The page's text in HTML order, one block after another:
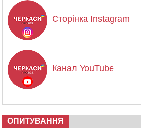
Сторінка Instagram
Канал YouTube
ОПИТУВАННЯ